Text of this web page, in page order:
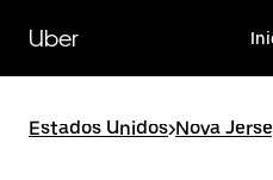
para
conteúdo
Uber
Estados Unidos>Nova